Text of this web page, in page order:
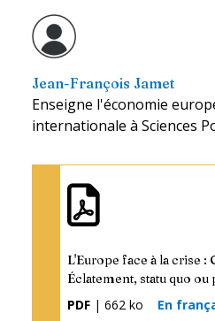
Jean-François Jamet
Enseigne l'économie
internationale à Sciences
L'Europe face à la crise :
Éclatement, statu quo ou
PDF | 662 ko En